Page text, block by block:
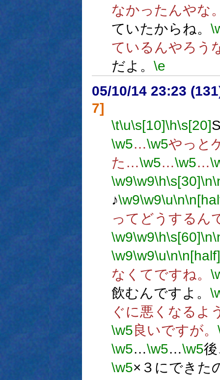
なかったんやな
ていたからね。
ているんやろう
だよ。 \e
05/10/14 23:23
7]
\t\u\s[10]\h\s[20]
\w5…\w5やっと
た…\w5…\w5…
\w9\w9\h\s[30]\n
♪\w9\w9\u\n
ってどうするん
\w9\w9\h\s[60]\n
\w9\w9\u\n\n[half]
なくてですね。
飲むんですよ。
ぐに悪くなるよ
\w5良いですが。
\w5…\w5…\w5
\w5×３にできた